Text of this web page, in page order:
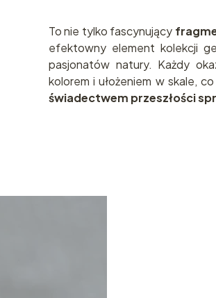
To nie tylko fascynujący
efektowny element kolekcji
pasjonatów natury. Każdy
kolorem i ułożeniem w skale,
świadectwem przeszłości